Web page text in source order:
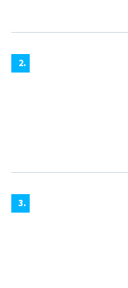
2.
3.